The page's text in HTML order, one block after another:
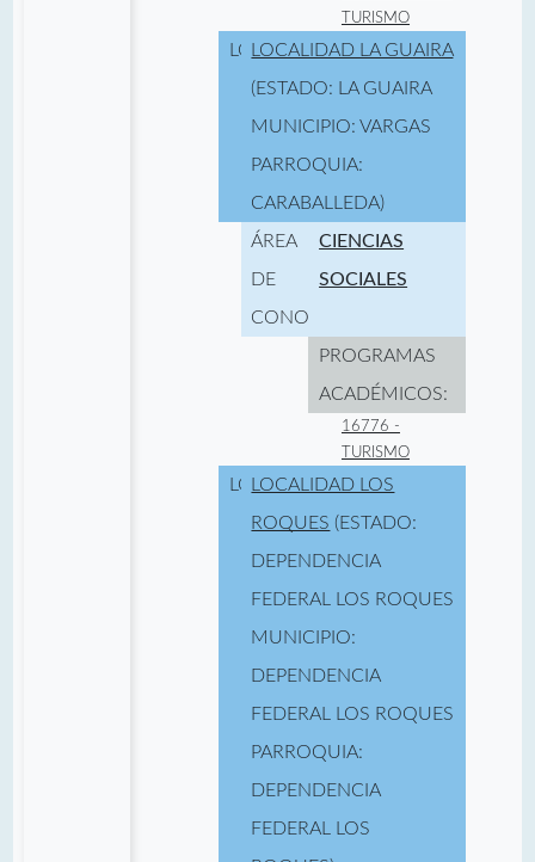
TURISMO
LOCALIDAD:
LOCALIDAD LA GUAIRA
(ESTADO: LA GUAIRA
MUNICIPIO: VARGAS
PARROQUIA:
CARABALLEDA)
ÁREA
DE
CONOCIMIENTO:
CIENCIAS
SOCIALES
PROGRAMAS
ACADÉMICOS:
16776 -
TURISMO
LOCALIDAD:
LOCALIDAD LOS
ROQUES (ESTADO:
DEPENDENCIA
FEDERAL LOS ROQUES
MUNICIPIO:
DEPENDENCIA
FEDERAL LOS ROQUES
PARROQUIA:
DEPENDENCIA
FEDERAL LOS